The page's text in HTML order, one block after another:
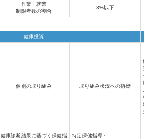
作業・就業
制限者数の割合
3%以下
健康投資
個別の取り組み 取り組み状況への指標
健
診
有
所
者
減
少
健康診断結果に基づく保健指
特定保健指導・